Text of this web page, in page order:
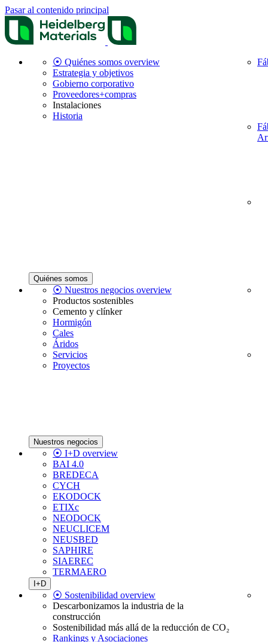
Pasar al contenido principal
⦿ Quiénes somos overview
Estrategia y objetivos
Gobierno corporativo
Proveedores+compras
Instalaciones
Historia
Quiénes somos
⦿ Nuestros negocios overview
Productos sostenibles
Cemento y clínker
Hormigón
Cales
Áridos
Servicios
Proyectos
Nuestros negocios
⦿ I+D overview
BAI 4.0
BREDECA
CYCH
EKODOCK
ETIXc
NEODOCK
NEUCLICEM
NEUSBED
SAPHIRE
SIAEREC
TERMAERO
I+D
⦿ Sostenibilidad overview
Descarbonizamos la industria de la
construcción
Sostenibilidad más allá de la reducción de CO₂
Rankings y Asociaciones